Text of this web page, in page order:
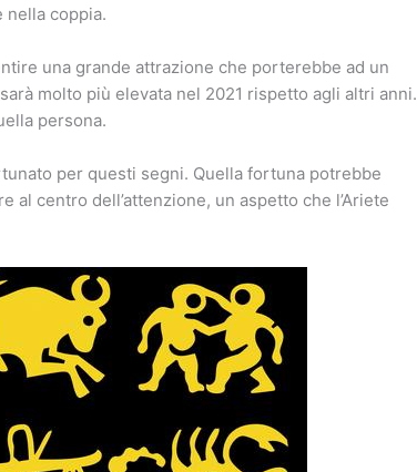
nella coppia.
una grande attrazione che porterebbe ad un
molto più elevata nel 2021 rispetto agli altri anni.
persona.
per questi segni. Quella fortuna potrebbe
centro dell’attenzione, un aspetto che l’Ariete